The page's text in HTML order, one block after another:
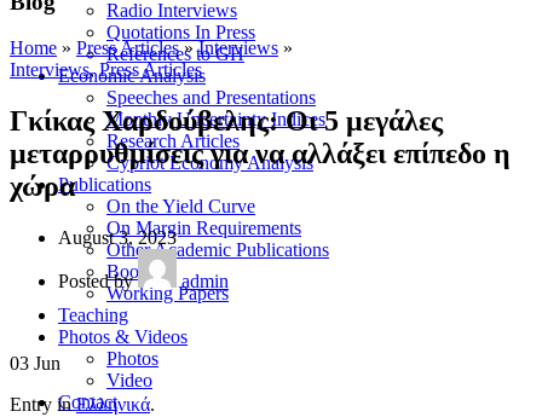
Radio Interviews
Quotations In Press
References to GH
Economic Analysis
Speeches and Presentations
Monthly Uncertainty Indices
Research Articles
Cypriot Economy Analysis
Publications
On the Yield Curve
On Margin Requirements
Other Academic Publications
Books
Working Papers
Teaching
Photos & Videos
Photos
Video
Contact
Home » Press Articles»Interviews »
Interviews,Press Articles
Γκίκας Χαρδούβελης: Οι 5 μεγάλες
μεταρρυθμίσεις για να αλλάξει επίπεδο η
χώρα
August 3, 2023
Posted by admin
03 Jun
Entry inΕλληνικά.